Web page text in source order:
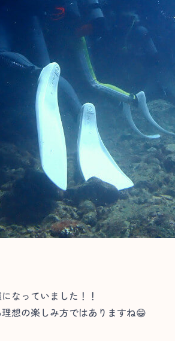
なっていました！！
想の楽しみ方ではありますね😁